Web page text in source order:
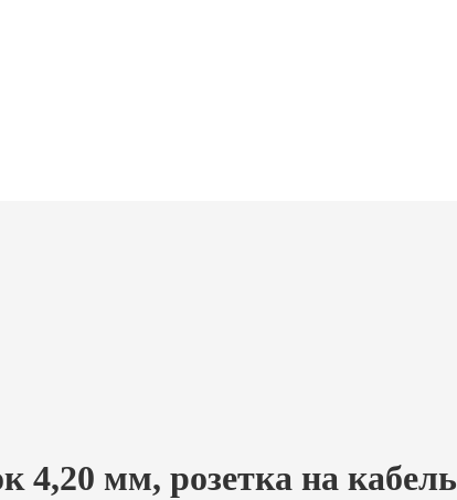
4,20 мм, розетка на кабель